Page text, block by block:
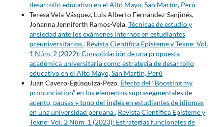
desarrollo educativo en el Alto Mayo, San Martín, Perú
Teresa Vela-Vásquez, Luis Alberto Fernández-Sanjinés,
Johanna Jenniferth Ramos-Vela,Técnicas de estudio y
ansiedad ante los exámenes internos en estudiantes
preuniversitarios, Revista Científica Episteme y Tekne: Vol.
1 Núm. 2 (2022): Consolidación de una propuesta
académica universitaria como estrategia de desarrollo
educativo en el Alto Mayo, San Martín, Perú
Juan Cavero-Egúsquiza-Pezo, Efecto del “Boosting my
pronunciation” en los elementos suprasegmentales de
acento, pausas y tono del inglés en estudiantes de idiomas
en una universidad peruana, Revista Científica Episteme y
Tekne: Vol. 2 Núm. 1 (2023): Estrategias funcionales de